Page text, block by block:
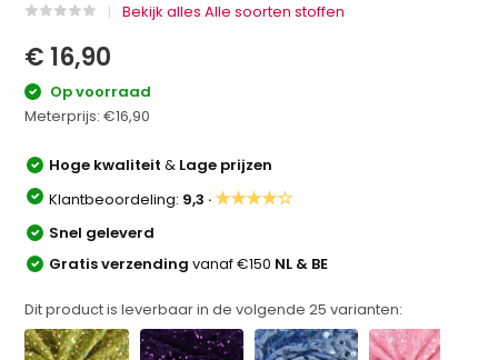
Bekijk alles Alle soorten stoffen
€ 16,90
Op voorraad
Meterprijs:€16,90
Hoge kwaliteit& Lage prijzen
Klantbeoordeling: 9,3 ·★★★★☆
Snel geleverd
Gratis verzendingvanaf €150 NL & BE
Dit product is leverbaar in de volgende25 varianten: